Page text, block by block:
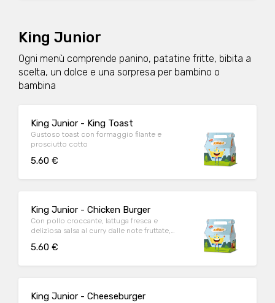
King Junior
Ogni menù comprende panino, patatine fritte, bibita a
scelta, un dolce e una sorpresa per bambino o
bambina
King Junior - King Toast
Gustoso toast con formaggio filante e
prosciutto cotto
5.60 €
King Junior - Chicken Burger
Con pollo croccante, lattuga fresca e
deliziosa salsa al curry dalle note fruttate,
placare la voglia di pollo fuoripasto.
5.60 €
King Junior - Cheeseburger